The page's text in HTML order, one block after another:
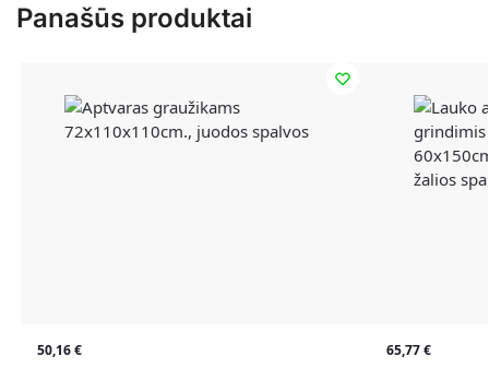
Panašūs produktai
50,16€ 65,77€